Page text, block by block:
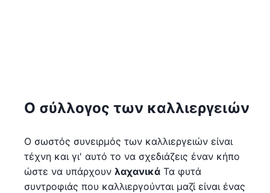
Ο σύλλογος των καλλιεργειών
Ο σωστός συνειρμός των καλλιεργειών είναι
τέχνη και γι' αυτό το να σχεδιάζεις έναν κήπο
ώστε να υπάρχουν λαχανικά Τα φυτά
συντροφιάς που καλλιεργούνται μαζί είναι ένας